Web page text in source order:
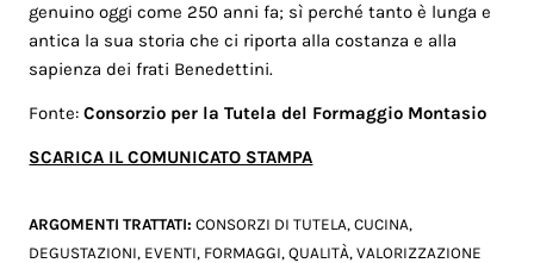
genuino oggi come 250 anni fa; sì perché tanto è lunga e
antica la sua storia che ci riporta alla costanza e alla
sapienza dei frati Benedettini.
Fonte:Consorzio per la Tutela del Formaggio Montasio
SCARICA IL COMUNICATO STAMPA
ARGOMENTI TRATTATI:CONSORZI DI TUTELA,CUCINA,
DEGUSTAZIONI, EVENTI, FORMAGGI,QUALITÀ,VALORIZZAZIONE